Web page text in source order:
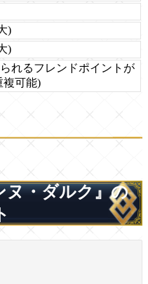
)
)
れるフレンドポイントが
複可能)
ヌ・ダルク』の